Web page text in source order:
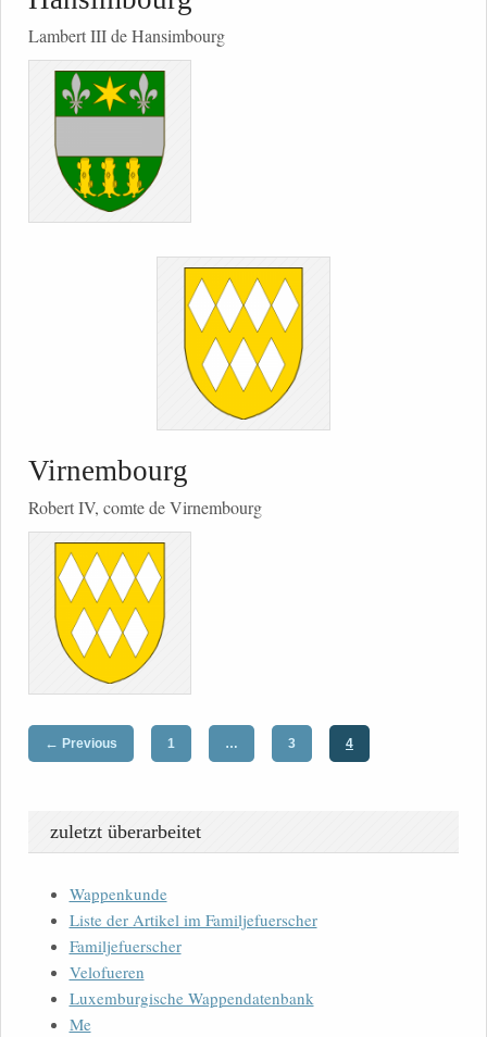
Lambert III de Hansimbourg
Virnembourg
Robert IV, comte de Virnembourg
← Previous 1 … 3 4
zuletzt überarbeitet
Wappenkunde
Liste der Artikel im Familjefuerscher
Familjefuerscher
Velofueren
Luxemburgische Wappendatenbank
Me